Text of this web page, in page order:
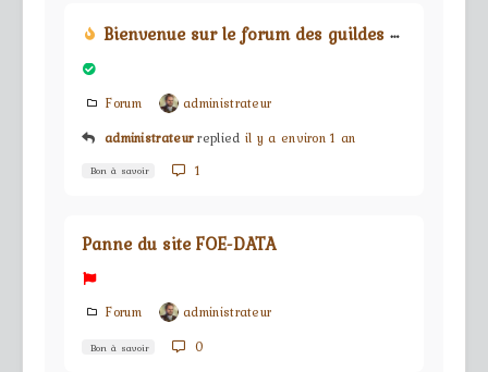
Bienvenue sur le forum des guildes du jeu Forge Of Empires
Forum
administrateur
administrateur replied il y a environ 1 an
Bon à savoir 1
Panne du site FOE-DATA
Forum administrateur
Bon à savoir 0